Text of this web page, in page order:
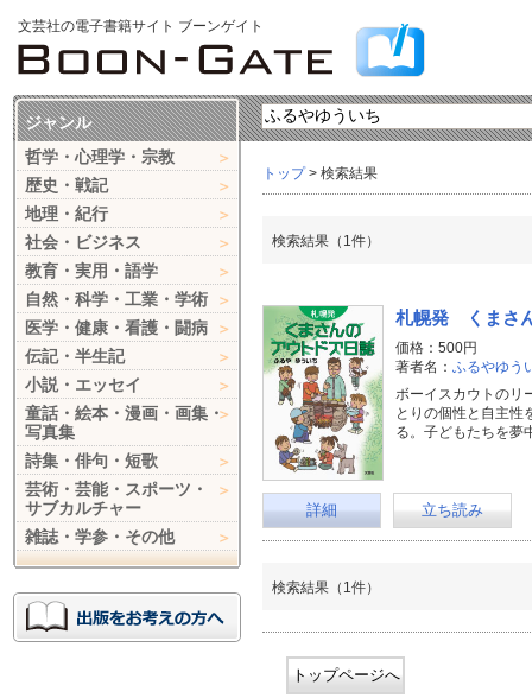
文芸社の電子書籍サイト ブーンゲイト
トップ> 検索結果
検索結果（1件）
札幌発 くまさ
価格：500円
著者名： ふるやゆう
ボーイスカウトのリ
とりの個性と自主性
る。子どもたちを夢
詳細 立ち読み
検索結果（1件）
トップページへ
ジャンル
哲学・心理学・宗教
歴史・戦記
地理・紀行
社会・ビジネス
教育・実用・語学
自然・科学・工業・学術
医学・健康・看護・闘病
伝記・半生記
小説・エッセイ
童話・絵本・漫画・画集・
写真集
詩集・俳句・短歌
芸術・芸能・スポーツ・
サブカルチャー
雑誌・学参・その他